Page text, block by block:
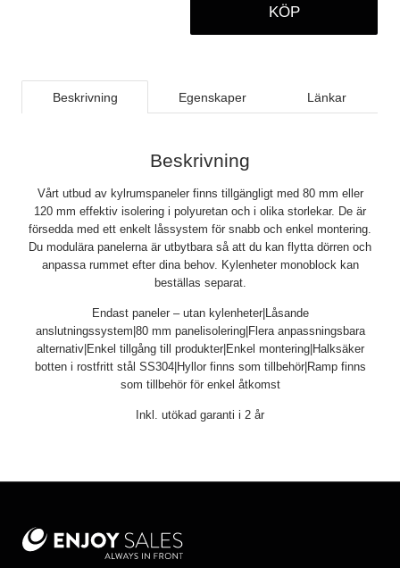
KÖP
Beskrivning Egenskaper Länkar
Beskrivning
Vårt utbud av kylrumspaneler finns tillgängligt med 80 mm eller
120 mm effektiv isolering i polyuretan och i olika storlekar. De är
försedda med ett enkelt låssystem för snabb och enkel montering.
Du modulära panelerna är utbytbara så att du kan flytta dörren och
anpassa rummet efter dina behov. Kylenheter monoblock kan
beställas separat.
Endast paneler – utan kylenheter|Låsande
anslutningssystem|80 mm panelisolering|Flera anpassningsbara
alternativ|Enkel tillgång till produkter|Enkel montering|Halksäker
botten i rostfritt stål SS304|Hyllor finns som tillbehör|Ramp finns
som tillbehör för enkel åtkomst
Inkl. utökad garanti i 2 år